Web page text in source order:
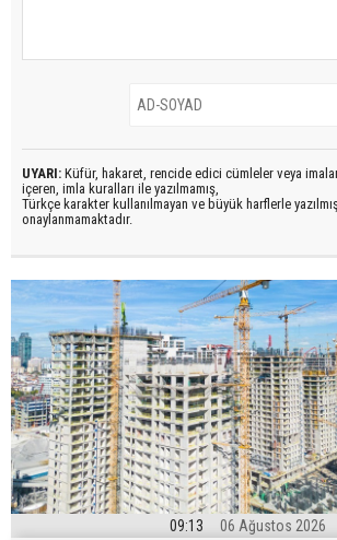
UYARI: Küfür, hakaret, rencide edici cümleler veya
içeren, imla kuralları ile yazılmamış,
Türkçe karakter kullanılmayan ve büyük harflerle
onaylanmamaktadır.
09:13 06 Ağustos 2026